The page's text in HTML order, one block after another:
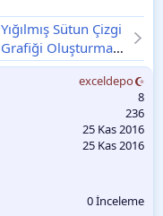
Yığılmış Sütun Çizgi
Grafiği Oluşturma
V1
exceldepo
8
236
25 Kas 2016
25 Kas 2016
0 İnceleme